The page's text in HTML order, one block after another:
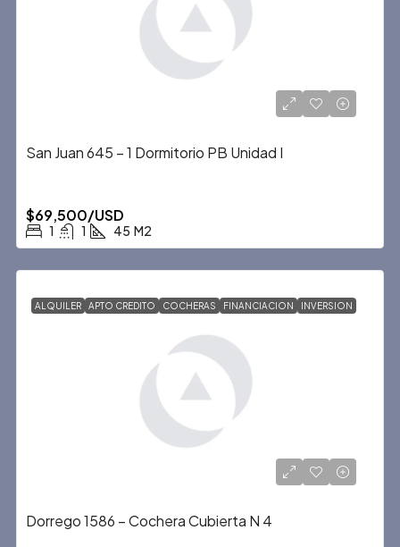
San Juan 645 – 1 Dormitorio PB Unidad I
$69,500/USD
1 1 45 M2
ALQUILER APTO CREDITO COCHERAS FINANCIACION INVERSION
Dorrego 1586 – Cochera Cubierta N 4